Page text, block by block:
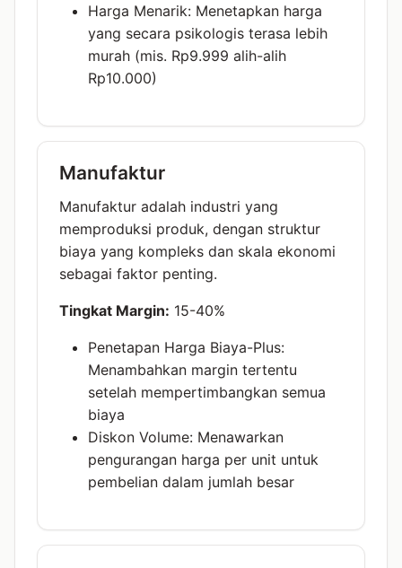
Harga Menarik: Menetapkan harga
yang secara psikologis terasa lebih
murah (mis. Rp9.999 alih-alih
Rp10.000)
Manufaktur
Manufaktur adalah industri yang
memproduksi produk, dengan struktur
biaya yang kompleks dan skala ekonomi
sebagai faktor penting.
Tingkat Margin: 15-40%
Penetapan Harga Biaya-Plus:
Menambahkan margin tertentu
setelah mempertimbangkan semua
biaya
Diskon Volume: Menawarkan
pengurangan harga per unit untuk
pembelian dalam jumlah besar